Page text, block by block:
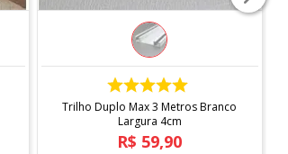
COMPRAR
Trilho Duplo Max 3 Metros Branco
Largura 4cm
R$ 59,90